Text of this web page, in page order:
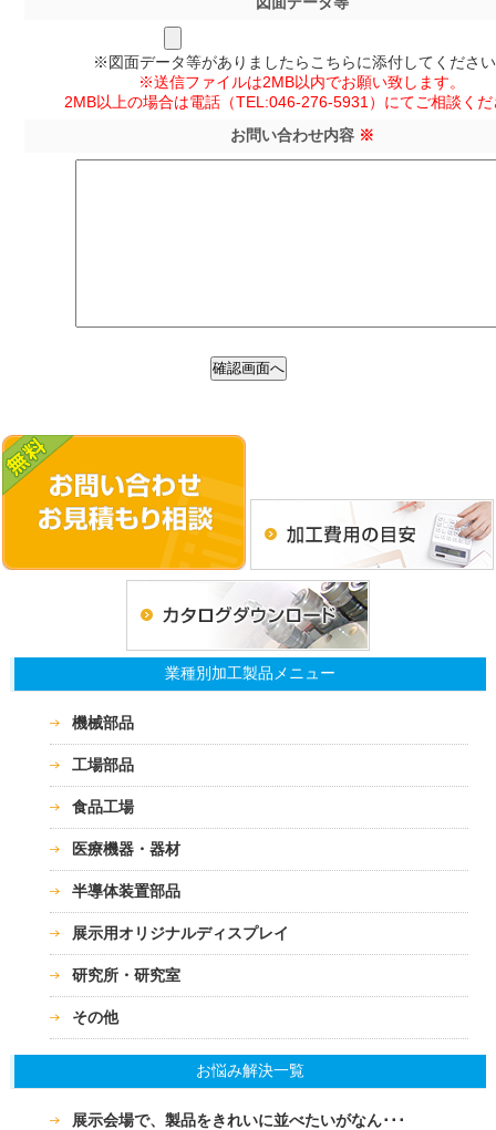
※図面データ等がありましたらこちらに添付してくださ
※送信ファイルは2MB以内でお願い致します。
2MB以上の場合は電話（TEL:046-276-5931）にてご相談く
お問い合わせ内容 ※
業種別加工製品メニュー
機械部品
工場部品
食品工場
医療機器・器材
半導体装置部品
展示用オリジナルディスプレイ
研究所・研究室
その他
お悩み解決一覧
展示会場で、製品をきれいに並べたいがなん･･･